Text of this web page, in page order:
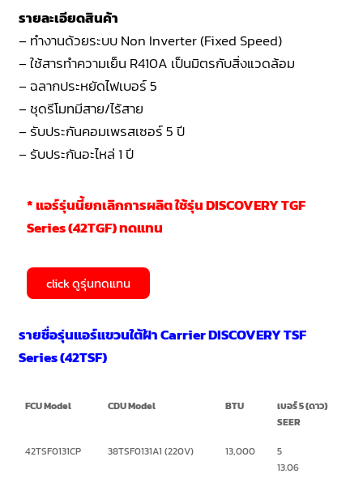
รายละเอียดสินค้า
– ทำงานด้วยระบบ Non Inverter (Fixed Speed)
– ใช้สารทำความเย็น R410A เป็นมิตรกับสิ่งแวดล้อม
– ฉลากประหยัดไฟเบอร์ 5
– ชุดรีโมทมีสาย/ไร้สาย
– รับประกันคอมเพรสเซอร์ 5 ปี
– รับประกันอะไหล่ 1 ปี
* แอร์รุ่นนี้ยกเลิกการผลิต ใช้รุ่น DISCOVERY TGF
Series (42TGF) ทดแทน
click ดูรุ่นทดแทน
รายชื่อรุ่นแอร์แขวนใต้ฝ้า Carrier DISCOVERY TSF
Series (42TSF)
FCU Model CDU Model BTU
เบอร์ 5 (ดาว)
SEER
42TSF0131CP
38TSF0131A1 (220V) 13,000
5
13.06